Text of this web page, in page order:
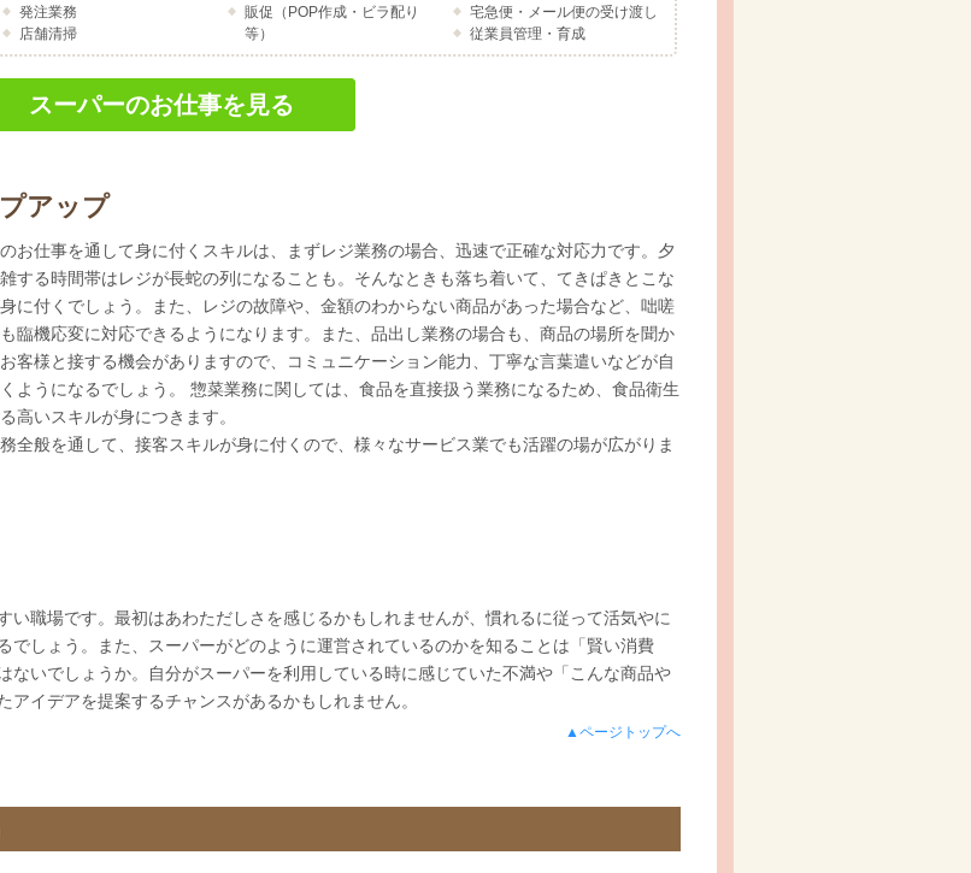
発注業務
店舗清掃
販促（POP作成・ビラ配り
等）
宅急便・メール便の受け渡し
従業員管理・育成
スーパーのお仕事を見る
アップ
お仕事を通して身に付くスキルは、まずレジ業務の場合、迅速で正確な対応力です。夕
する時間帯はレジが長蛇の列になることも。そんなときも落ち着いて、てきぱきとこな
に付くでしょう。また、レジの故障や、金額のわからない商品があった場合など、咄嗟
臨機応変に対応できるようになります。また、品出し業務の場合も、商品の場所を聞か
客様と接する機会がありますので、コミュニケーション能力、丁寧な言葉遣いなどが自
ようになるでしょう。 惣菜業務に関しては、食品を直接扱う業務になるため、食品衛生
高いスキルが身につきます。
全般を通して、接客スキルが身に付くので、様々なサービス業でも活躍の場が広がりま
い職場です。最初はあわただしさを感じるかもしれませんが、慣れるに従って活気やに
でしょう。また、スーパーがどのように運営されているのかを知ることは「賢い消費
ないでしょうか。自分がスーパーを利用している時に感じていた不満や「こんな商品や
イデアを提案するチャンスがあるかもしれません。
▲ページトップへ